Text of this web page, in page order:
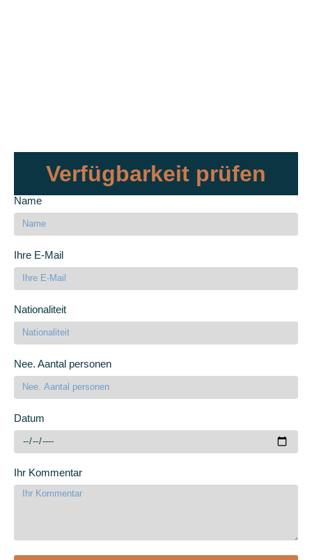
Verfügbarkeit prüfen
Name
Ihre E-Mail
Nationaliteit
Nee. Aantal personen
Datum
Ihr Kommentar